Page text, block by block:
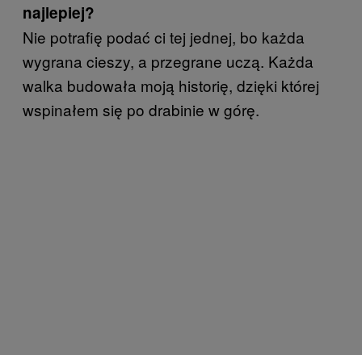
najlepiej?
Nie potrafię podać ci tej jednej, bo każda
wygrana cieszy, a przegrane uczą. Każda
walka budowała moją historię, dzięki której
wspinałem się po drabinie w górę.